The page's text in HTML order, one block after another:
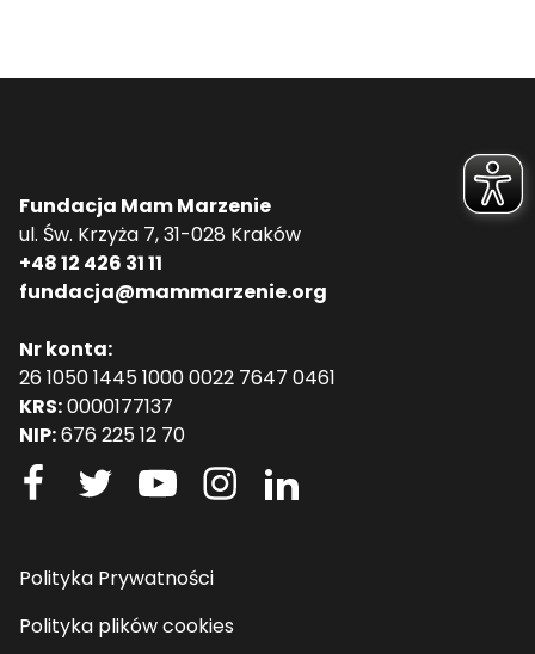
Fundacja Mam Marzenie
ul. Św. Krzyża 7, 31-028 Kraków
+48 12 426 31 11
fundacja@mammarzenie.org
Nr konta:
26 1050 1445 1000 0022 7647 0461
KRS:0000177137
NIP:676 225 12 70
Polityka Prywatności
Polityka plików cookies